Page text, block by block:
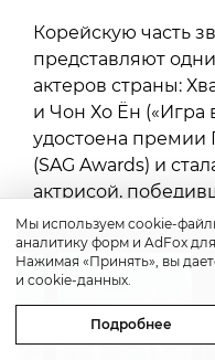
Корейскую часть
представляют
актеров страны:
и Чон Хо Ён («Игра
удостоена премии
(SAG Awards) и
актрисой,
Мы используем cookie-
аналитику форм и AdFox
Нажимая «Принять», вы
и cookie-данных.
Подробнее